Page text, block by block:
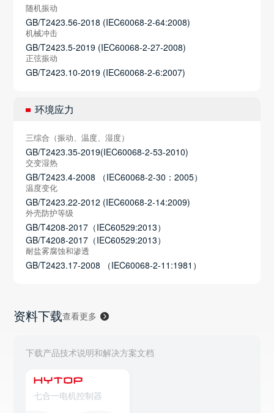
随机振动
GB/T2423.56-2018 (IEC60068-2-64:2008)
机械冲击
GB/T2423.5-2019 (IEC60068-2-27-2008)
正弦振动
GB/T2423.10-2019 (IEC60068-2-6:2007)
环境应力
三综合（振动、温度、湿度）
GB/T2423.35-2019(IEC60068-2-53-2010)
交变湿热
GB/T2423.4-2008 （IEC60068-2-30：2005）
温度变化
GB/T2423.22-2012 (IEC60068-2-14:2009)
外壳防护等级
GB/T4208-2017（IEC60529:2013）
GB/T4208-2017（IEC60529:2013）
耐盐雾腐蚀和渗透
GB/T2423.17-2008 （IEC60068-2-11:1981）
资料下载查看更多
下载产品技术说明和解决方案文档
七合一电机控制器